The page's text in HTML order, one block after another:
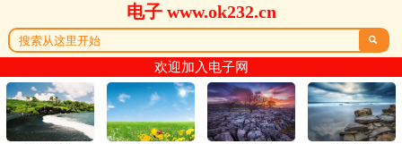
电子 www.ok232.cn

欢迎加入电子网